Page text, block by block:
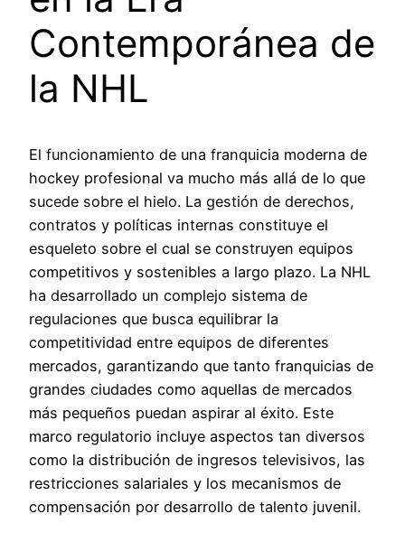
Contemporánea de
la NHL
El funcionamiento de una franquicia moderna de
hockey profesional va mucho más allá de lo que
sucede sobre el hielo. La gestión de derechos,
contratos y políticas internas constituye el
esqueleto sobre el cual se construyen equipos
competitivos y sostenibles a largo plazo. La NHL
ha desarrollado un complejo sistema de
regulaciones que busca equilibrar la
competitividad entre equipos de diferentes
mercados, garantizando que tanto franquicias de
grandes ciudades como aquellas de mercados
más pequeños puedan aspirar al éxito. Este
marco regulatorio incluye aspectos tan diversos
como la distribución de ingresos televisivos, las
restricciones salariales y los mecanismos de
compensación por desarrollo de talento juvenil.